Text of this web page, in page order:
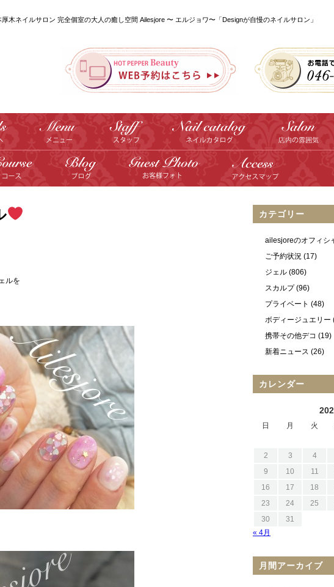
厚木ネイルサロン 完全個室の大人の癒し空間 Ailesjore 〜 エルジョワ〜「Designが自慢のネイルサロン」
ルを
カテゴリー
ailesjoreのオフィシ
ご予約状況 (17)
ジェル (806)
スカルプ(96)
プライベート (48)
ボディージュエリー
携帯その他デコ (19)
新着ニュース (26)
カレンダー
日 月 火
2
3 4
9
10 11
16
17 18
23
24 25
30
31
« 4月
月間アーカイブ